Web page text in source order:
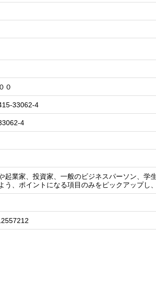
０
33062-4
4
起業家、投資家、一般のビジネスパーソン、学
う、ポイントになる項目のみをピックアップし